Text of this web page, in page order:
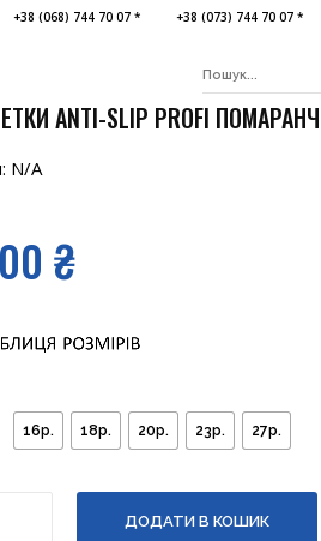
+38 (068) 744 70 07 * +38 (073) 744 70 07 *
ANTI-SLIP PROFI
N/A
₴
16р. 18р. 20р. 23р. 27р.
ДОДАТИ В КОШИК